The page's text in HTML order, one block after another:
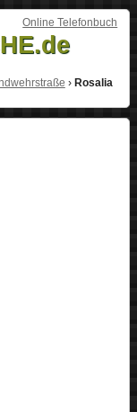
Online Telefonbuch
› Rosalia